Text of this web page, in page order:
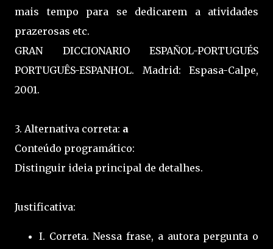
mais tempo para se dedicarem a atividades
prazerosas etc.
GRAN DICCIONARIO ESPAÑOL-PORTUGUÉS
PORTUGUÊS-ESPANHOL. Madrid: Espasa-Calpe,
2001.
3. Alternativa correta: a
Conteúdo programático:
Distinguir ideia principal de detalhes.
Justificativa:
I. Correta. Nessa frase, a autora pergunta o